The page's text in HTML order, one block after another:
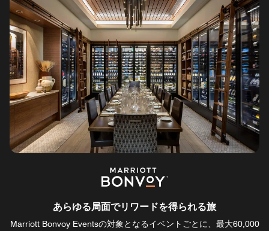
あらゆる局面でリワードを得られる旅
Marriott Bonvoy Eventsの対象となるイベントごとに、最大60,000